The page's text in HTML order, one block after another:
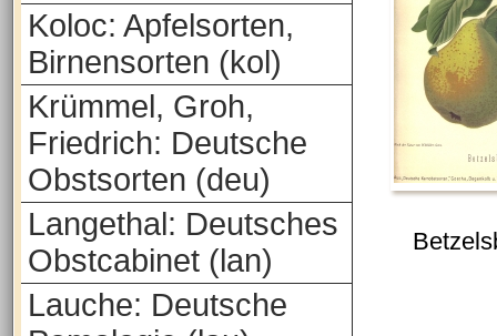
Koloc: Apfelsorten,
Birnensorten (kol)
Krümmel, Groh,
Friedrich: Deutsche
Obstsorten (deu)
Langethal: Deutsches
Obstcabinet (lan)
Lauche: Deutsche